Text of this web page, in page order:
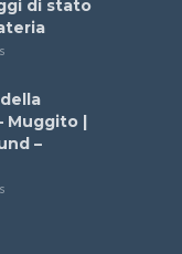
di stato
Muggito |
–